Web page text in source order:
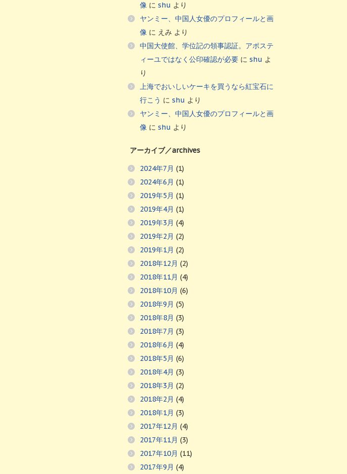
像 に shu より
ヤンミー、中国人女優のプロフィールと画
像 に えみ より
中国大使館、学位記の領事認証。アポステ
ィーユではなく公印確認が必要 に shu よ
り
上海でおいしいケーキを買うなら紅宝石に
行こう に shu より
ヤンミー、中国人女優のプロフィールと画
像 に shu より
アーカイブ／archives
2024年7月 (1)
2024年6月 (1)
2019年5月 (1)
2019年4月 (1)
2019年3月 (4)
2019年2月 (2)
2019年1月 (2)
2018年12月 (2)
2018年11月 (4)
2018年10月 (6)
2018年9月 (5)
2018年8月 (3)
2018年7月 (3)
2018年6月 (4)
2018年5月 (6)
2018年4月 (3)
2018年3月 (2)
2018年2月 (4)
2018年1月 (3)
2017年12月 (4)
2017年11月 (3)
2017年10月 (11)
2017年9月 (4)